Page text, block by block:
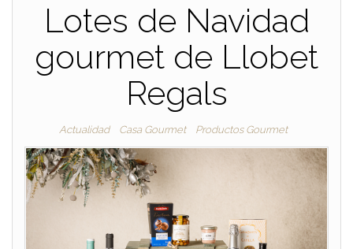
Lotes de Navidad
gourmet de Llobet
Regals
Actualidad Casa Gourmet Productos Gourmet